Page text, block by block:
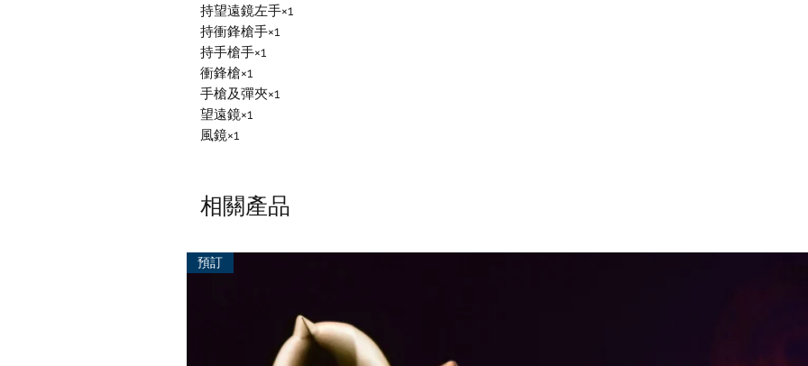
持望遠鏡左手×1
持衝鋒槍手×1
持手槍手×1
衝鋒槍×1
手槍及彈夾×1
望遠鏡×1
風鏡×1
相關產品
預訂